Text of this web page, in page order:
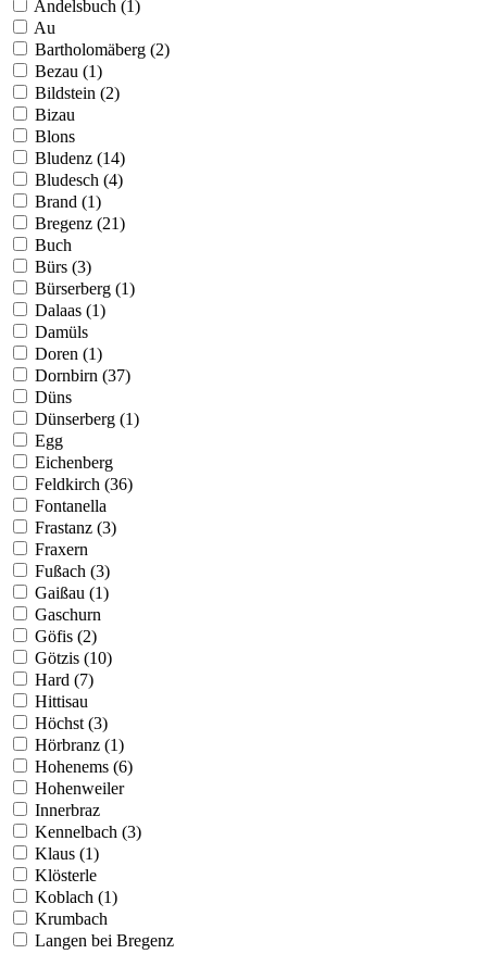
Andelsbuch (1)
Au
Bartholomäberg (2)
Bezau (1)
Bildstein (2)
Bizau
Blons
Bludenz (14)
Bludesch (4)
Brand (1)
Bregenz (21)
Buch
Bürs (3)
Bürserberg (1)
Dalaas (1)
Damüls
Doren (1)
Dornbirn (37)
Düns
Dünserberg (1)
Egg
Eichenberg
Feldkirch (36)
Fontanella
Frastanz (3)
Fraxern
Fußach (3)
Gaißau (1)
Gaschurn
Göfis (2)
Götzis (10)
Hard (7)
Hittisau
Höchst (3)
Hörbranz (1)
Hohenems (6)
Hohenweiler
Innerbraz
Kennelbach (3)
Klaus (1)
Klösterle
Koblach (1)
Krumbach
Langen bei Bregenz